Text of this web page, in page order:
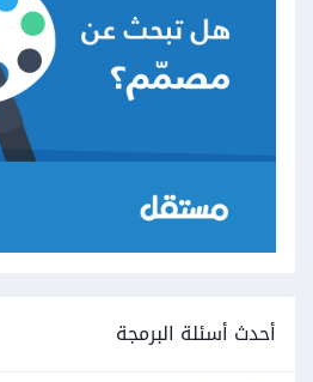
أحدث أسئلة البرمجة